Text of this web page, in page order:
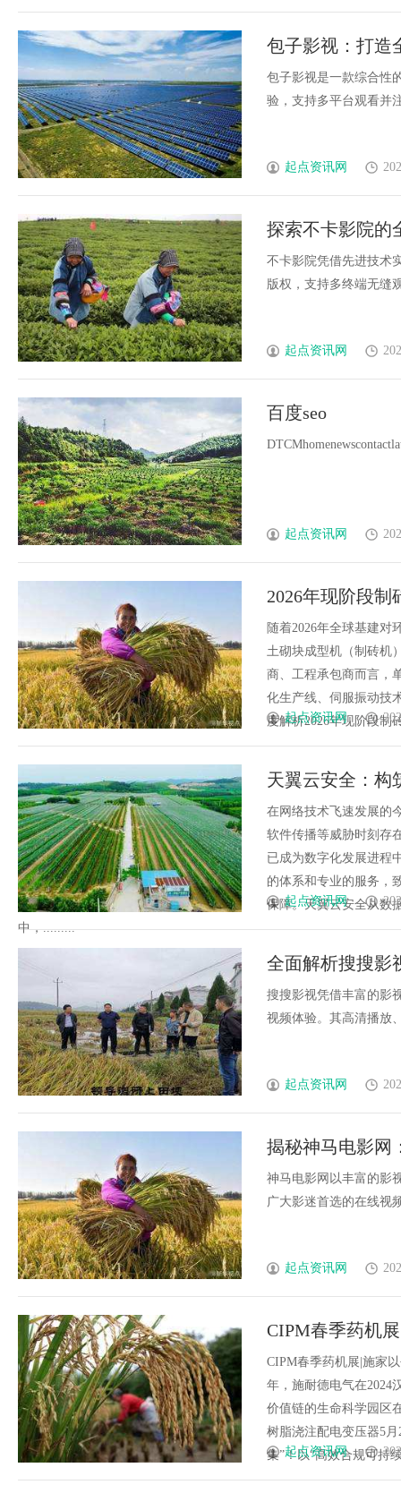
包子影视：打造
包子影视是一款综合性
验，支持多平台观看并
起点资讯网
探索不卡影院的
宴
不卡影院凭借先进技术
版权，支持多终端无缝
起点资讯网
百度seo
起点资讯网
2026年现阶段
资回报率的终极
随着2026年全球基建对
土砌块成型机（制砖机
商、工程承包商而言，
化生产线、伺服振动技
度解析2026年现阶段制
起点资讯网
天翼云安全：构
在网络技术飞速发展的
软件传播等威胁时刻存
已成为数字化发展进程
的体系和专业的服务，
保障。天翼云安全从数
中，.........
起点资讯网
全面解析搜搜影
搜搜影视凭借丰富的影
视频体验。其高清播放
起点资讯网
揭秘神马电影网
神马电影网以丰富的影
广大影迷首选的在线视
起点资讯网
CIPM春季药机
型！
CIPM春季药机展|施家
年，施耐德电气在2024
价值链的生命科学园区
树脂浇注配电变压器5
集”！以“高效合规可持
起点资讯网